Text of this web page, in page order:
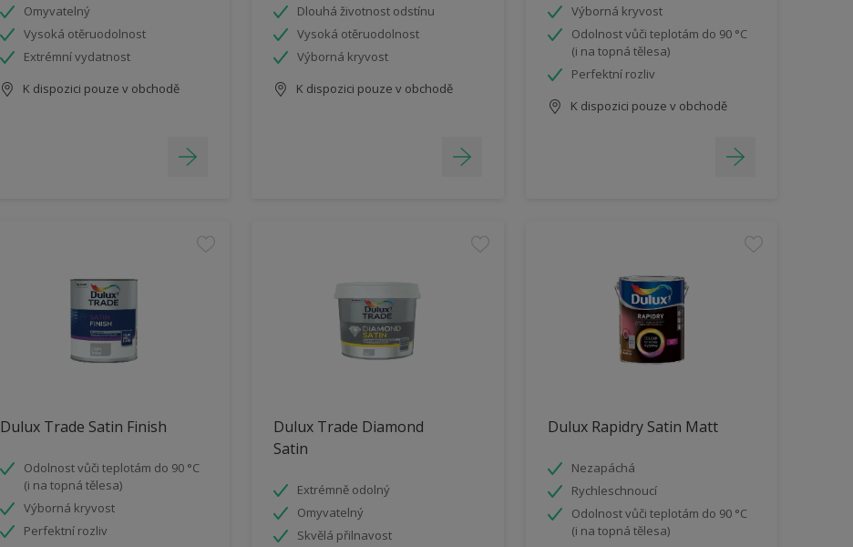
Omyvatelný
Vysoká otěruodolnost
Extrémní vydatnost
K dispozici pouze v obchodě
Dlouhá životnost odstínu
Vysoká otěruodolnost
Výborná kryvost
K dispozici pouze v obchodě
Výborná kryvost
Odolnost vůči teplotám do 90 °C
(i na topná tělesa)
Perfektní rozliv
K dispozici pouze v obchodě
Dulux Trade Satin Finish
Odolnost vůči teplotám do 90 °C
(i na topná tělesa)
Výborná kryvost
Perfektní rozliv
Dulux Trade Diamond
Satin
Extrémně odolný
Omyvatelný
Skvělá přilnavost
Dulux Rapidry Satin Matt
Nezapáchá
Rychleschnoucí
Odolnost vůči teplotám do 90 °C
(i na topná tělesa)